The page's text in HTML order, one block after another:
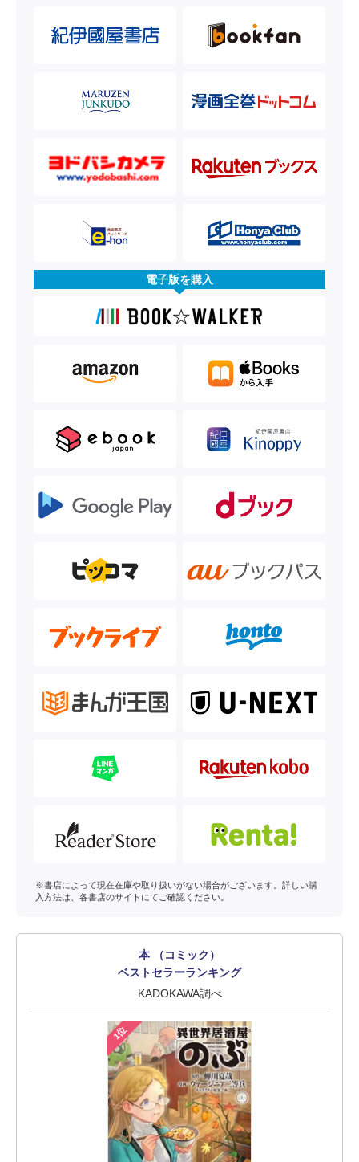
電子版を購入
※書店によって現在在庫や取り扱いがない場合がございます。詳しい購
入方法は、各書店のサイトにてご確認ください。
本 （コミック）
ベストセラーランキング
KADOKAWA調べ
1位